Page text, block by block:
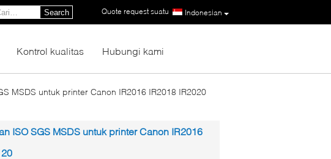
Indonesian
Quote request suatu |
Search
Kontrol kualitas Hubungi kami
MSDS untuk printer Canon IR2016 IR2018 IR2020
ISO SGS MSDS untuk printer Canon IR2016